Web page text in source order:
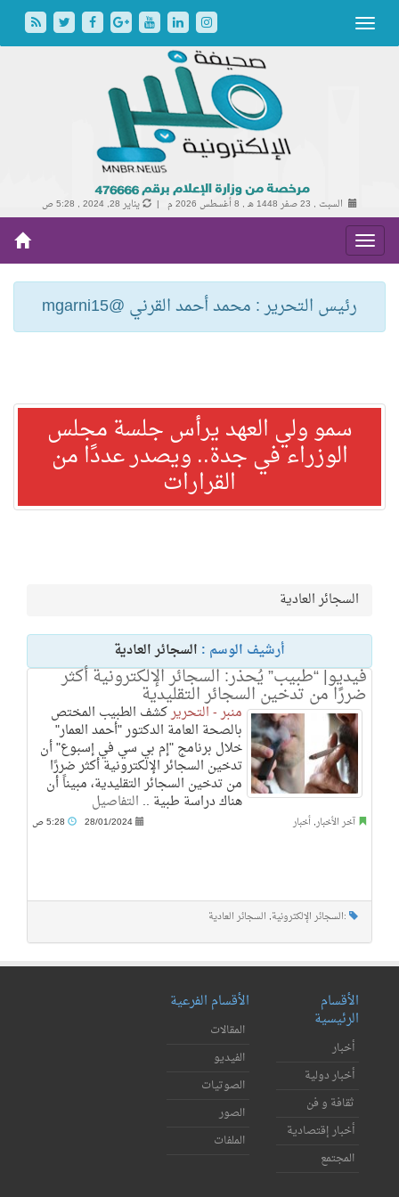
السبت , 23 صفر 1448 هـ , 8 أغسطس 2026 م | يناير 28, 2024 , 5:28 ص
رئيس التحرير : محمد أحمد القرني @mgarni15
سمو ولي العهد يرأس جلسة مجلس
الوزراء في جدة.. ويصدر عددًا من
القرارات
السجائر العادية
أرشيف الوسم : السجائر العادية
فيديو| “طبيب” يُحذر: السجائر الإلكترونية أكثر
ضررًا من تدخين السجائر التقليدية
منبر - التحريركشف الطبيب المختص
بالصحة العامة الدكتور "أحمد العمار"
خلال برنامج "إم بي سي في إسبوع" أن
تدخين السجائر الإلكترونية أكثر ضررًا
من تدخين السجائر التقليدية، مبيناً أن
هناك دراسة طبية .. التفاصيل
آخر الأخبار, أخبار 28/01/2024
:السجائر الإلكترونية, السجائر العادية
الأقسام
الرئيسية
أخبار
أخبار دولية
ثقافة و فن
أخبار إقتصادية
المجتمع
الأقسام الفرعية
المقالات
الفيديو
الصوتيات
الصور
الملفات